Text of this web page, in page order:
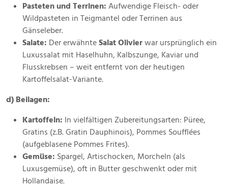
Pasteten und Terrinen: Aufwendige Fleisch- oder
Wildpasteten in Teigmantel oder Terrinen aus
Gänseleber.
Salate: Der erwähnteSalat Olivierwar ursprünglich ein
Luxussalat mit Haselhuhn, Kalbszunge, Kaviar und
Flusskrebsen – weit entfernt von der heutigen
Kartoffelsalat-Variante.
d) Beilagen:
Kartoffeln: In vielfältigen Zubereitungsarten: Püree,
Gratins (z.B. Gratin Dauphinois), Pommes Soufflées
(aufgeblasene Pommes Frites).
Gemüse: Spargel, Artischocken, Morcheln (als
Luxusgemüse), oft in Butter geschwenkt oder mit
Hollandaise.